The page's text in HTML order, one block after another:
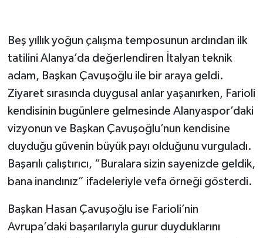
Beş yıllık yoğun çalışma temposunun ardından ilk
tatilini Alanya’da değerlendiren İtalyan teknik
adam, Başkan Çavuşoğlu ile bir araya geldi.
Ziyaret sırasında duygusal anlar yaşanırken, Farioli
kendisinin bugünlere gelmesinde Alanyaspor’daki
vizyonun ve Başkan Çavuşoğlu’nun kendisine
duyduğu güvenin büyük payı olduğunu vurguladı.
Başarılı çalıştırıcı, “Buralara sizin sayenizde geldik,
bana inandınız” ifadeleriyle vefa örneği gösterdi.
Başkan Hasan Çavuşoğlu ise Farioli’nin
Avrupa’daki başarılarıyla gurur duyduklarını